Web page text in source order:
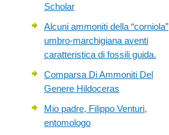
Scholar
Alcuni ammoniti della “corniola”
umbro-marchigiana aventi
caratteristica di fossili guida.
Comparsa Di Ammoniti Del
Genere Hildoceras
Mio padre, Filippo Venturi,
entomologo